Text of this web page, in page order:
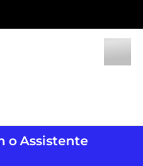
o Assistente